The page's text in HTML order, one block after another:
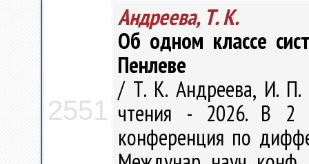
2551
Андреева, Т. К.
Об одном классе
Пенлеве
/ Т. К. Андреева, И. П.
чтения - 2026. В 2
конференция по